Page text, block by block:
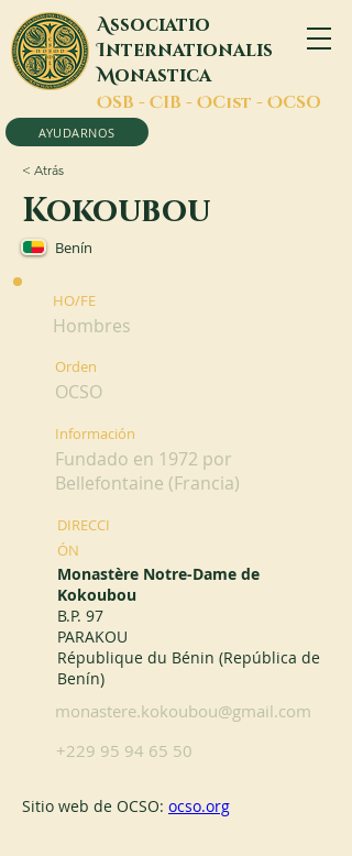
Associatio
Internationalis
Monastica
OSB - CIB - OCist - OCSO
AYUDARNOS
< Atrás
Kokoubou
Benín
HO/FE
Hombres
Orden
OCSO
Información
Fundado en 1972 por
Bellefontaine (Francia)
DIRECCI
ÓN
Monastère Notre-Dame de
Kokoubou
B.P. 97
PARAKOU
République du Bénin (República de
Benín)
monastere.kokoubou@gmail.com
+229 95 94 65 50
Sitio web de OCSO: ocso.org